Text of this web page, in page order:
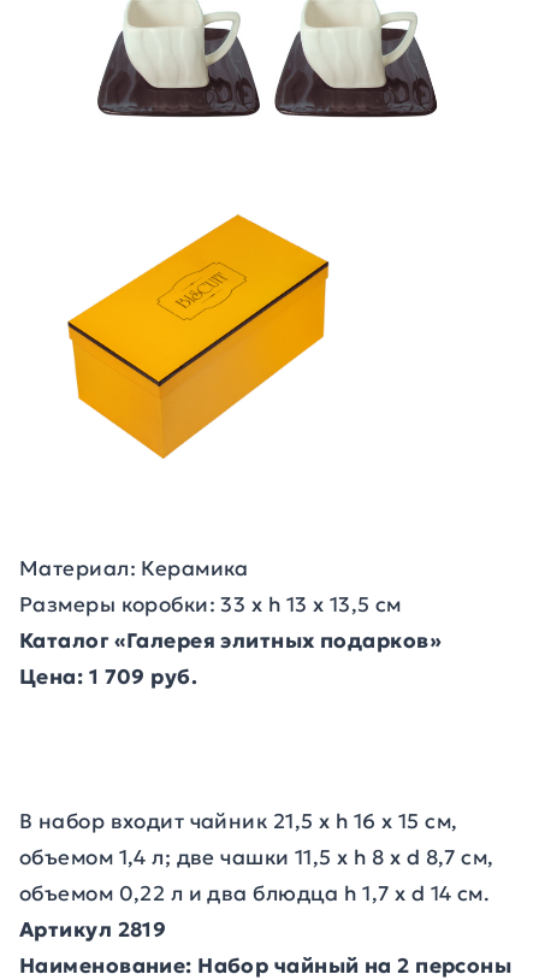
Материал: Керамика
Размеры коробки: 33 х h 13 х 13,5 см
Каталог «Галерея элитных подарков»
Цена: 1 709 руб.
В набор входит чайник 21,5 х h 16 х 15 см,
объемом 1,4 л; две чашки 11,5 х h 8 х d 8,7 см,
объемом 0,22 л и два блюдца h 1,7 х d 14 см.
Артикул 2819
Наименование: Набор чайный на 2 персоны